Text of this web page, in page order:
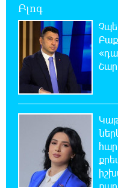
20:42:28 6-08-
Կաթողիկոսին
20:26:38 6-08-
Եղվարդ
Romeo»-ն և «Opel»-ը. կա
Բլոգ